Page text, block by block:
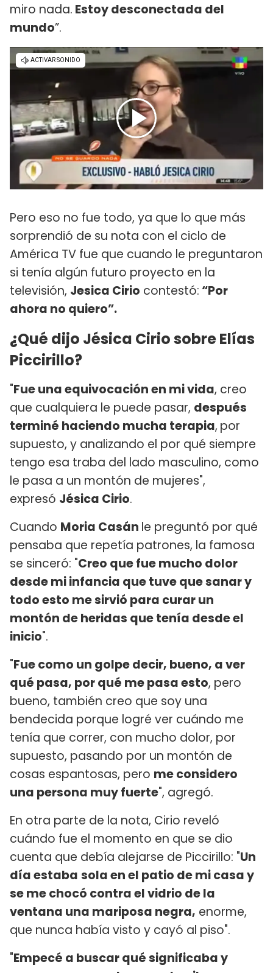
miro nada. Estoy desconectada del
mundo”.
Pero eso no fue todo, ya que lo que más
sorprendió de su nota con el ciclo de
América TV fue que cuando le preguntaron
si tenía algún futuro proyecto en la
televisión, Jesica Cirio contestó: “Por
ahora no quiero”.
¿Qué dijo Jésica Cirio sobre Elías
Piccirillo?
"Fue una equivocación en mi vida, creo
que cualquiera le puede pasar, después
terminé haciendo mucha terapia, por
supuesto, y analizando el por qué siempre
tengo esa traba del lado masculino, como
le pasa a un montón de mujeres",
expresó Jésica Cirio.
Cuando Moria Casán le preguntó por qué
pensaba que repetía patrones, la famosa
se sinceró: "Creo que fue mucho dolor
desde mi infancia que tuve que sanar y
todo esto me sirvió para curar un
montón de heridas que tenía desde el
inicio".
"Fue como un golpe decir, bueno, a ver
qué pasa, por qué me pasa esto, pero
bueno, también creo que soy una
bendecida porque logré ver cuándo me
tenía que correr, con mucho dolor, por
supuesto, pasando por un montón de
cosas espantosas, pero me considero
una persona muy fuerte", agregó.
En otra parte de la nota, Cirio reveló
cuándo fue el momento en que se dio
cuenta que debía alejarse de Piccirillo: "Un
día estaba sola en el patio de mi casa y
se me chocó contra el vidrio de la
ventana una mariposa negra, enorme,
que nunca había visto y cayó al piso".
"Empecé a buscar qué significaba y